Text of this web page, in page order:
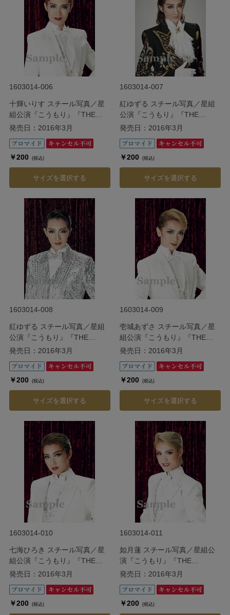
1603014-006
十輝いりす スチール写真／星
組公演『こうもり』『THE
ENTERTAINER!』
発売日：2016年3月
￥200 (税込)
サイズを選択する
1603014-007
紅ゆずる スチール写真／星組
公演『こうもり』『THE
ENTERTAINER!』
発売日：2016年3月
￥200 (税込)
サイズを選択する
1603014-008
紅ゆずる スチール写真／星組
公演『こうもり』『THE
ENTERTAINER!』
発売日：2016年3月
￥200 (税込)
サイズを選択する
1603014-009
壱城あずさ スチール写真／星
組公演『こうもり』『THE
ENTERTAINER!』
発売日：2016年3月
￥200 (税込)
サイズを選択する
1603014-010
七海ひろき スチール写真／星
組公演『こうもり』『THE
ENTERTAINER!』
発売日：2016年3月
￥200 (税込)
1603014-011
如月蓮 スチール写真／星組公
演『こうもり』『THE
ENTERTAINER!』
発売日：2016年3月
￥200 (税込)